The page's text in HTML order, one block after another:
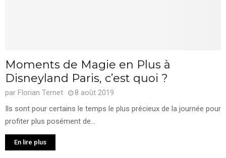
Moments de Magie en Plus à
Disneyland Paris, c’est quoi ?
par Florian Ternet
8 août 2019
Ils sont pour certains le temps le plus précieux de la journée pour
profiter plus posément de...
En lire plus